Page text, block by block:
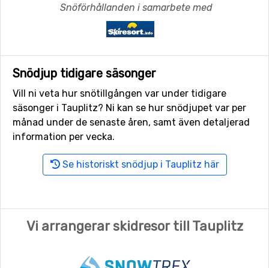
Snöförhållanden i samarbete med
Snödjup tidigare säsonger
Vill ni veta hur snötillgången var under tidigare
säsonger i Tauplitz? Ni kan se hur snödjupet var per
månad under de senaste åren, samt även detaljerad
information per vecka.
Se historiskt snödjup i Tauplitz här
Vi arrangerar skidresor till Tauplitz